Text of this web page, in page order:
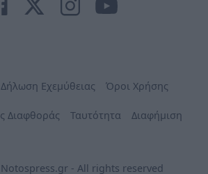
Δήλωση Εχεμύθειας Όροι Χρήσης
Διαφθοράς Ταυτότητα Διαφήμιση
- All rights reserved